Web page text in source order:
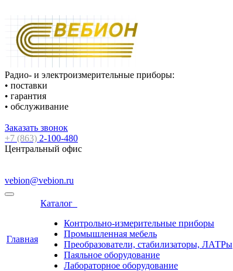
Радио- и электроизмерительные приборы:
• поставки
• гарантия
• обслуживание
Заказать звонок
+7 (863) 2-100-480
Центральный офис
vebion@vebion.ru
Главная
Каталог
Контрольно-измерительные приборы
Промышленная мебель
Преобразователи, стабилизаторы, ЛАТРы
Паяльное оборудование
Лабораторное оборудование